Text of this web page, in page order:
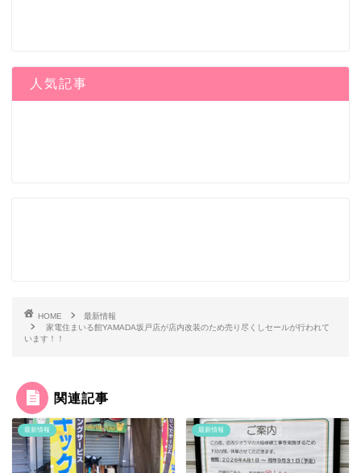
人気記事
HOME
最新情報
家電住まいる館YAMADA坂戸店が店内改装のため売り尽くしセールが行われて
います！！
関連記事
最新情報 最新情報